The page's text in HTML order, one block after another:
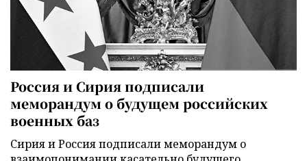
Россия и Сирия подписали
меморандум о будущем российских
военных баз
Сирия и Россия подписали меморандум о